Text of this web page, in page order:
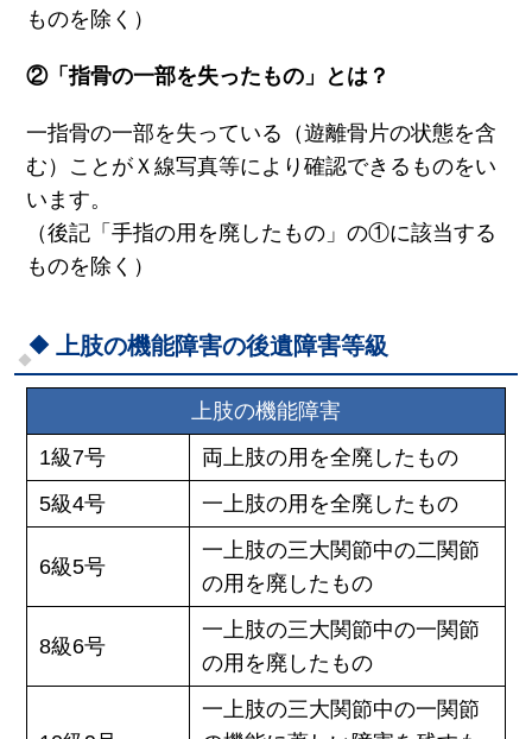
ものを除く）
②「指骨の一部を失ったもの」とは？
一指骨の一部を失っている（遊離骨片の状態を含
む）ことがＸ線写真等により確認できるものをい
います。
（後記「手指の用を廃したもの」の①に該当する
ものを除く）
上肢の機能障害の後遺障害等級
上肢の機能障害
1級7号
両上肢の用を全廃したもの
5級4号
一上肢の用を全廃したもの
6級5号
一上肢の三大関節中の二関節
の用を廃したもの
8級6号
一上肢の三大関節中の一関節
の用を廃したもの
一上肢の三大関節中の一関節